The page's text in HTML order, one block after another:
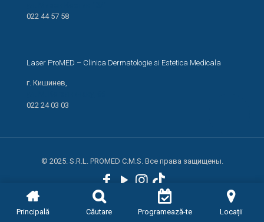
022 44 57 58
Laser ProMED – Clinica Dermatologie si Estetica Medicala
г. Кишинев,
022 24 03 03
© 2025. S.R.L. PROMED C.M.S. Все права защищены.
Principală Căutare Programează-te Locații